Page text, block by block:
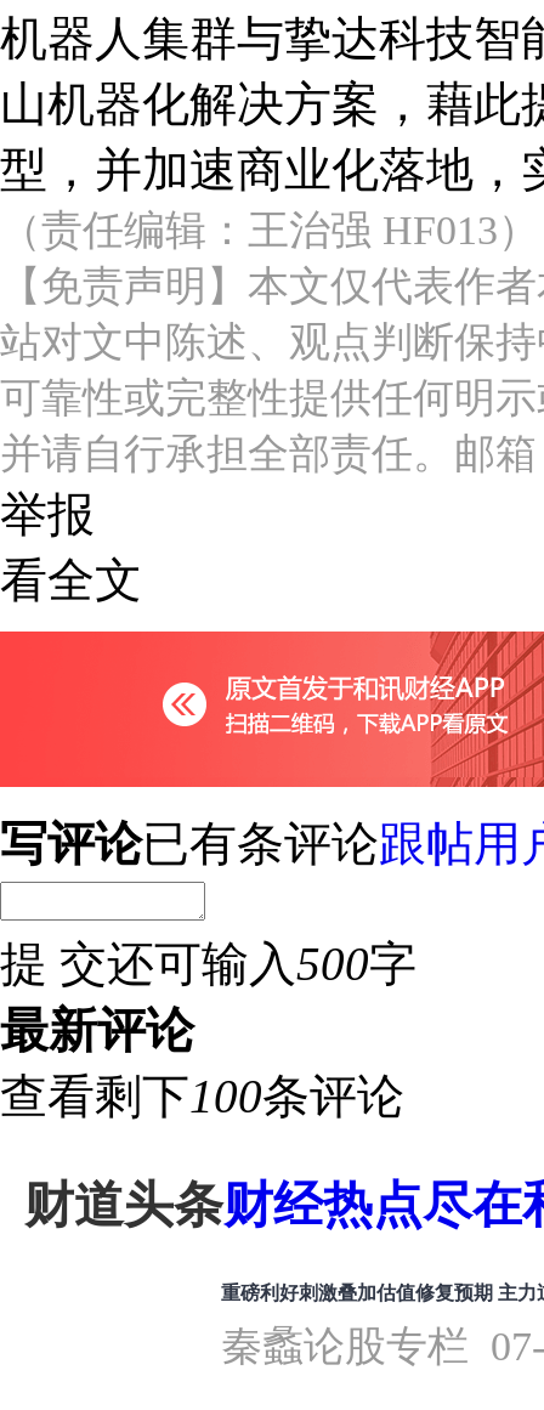
机器人集群与挚达科技智
山机器化解决方案，藉
型，并加速商业化落地，
（责任编辑：王治强 HF013）
【免责声明】本文仅代表作
站对文中陈述、观点判断保
可靠性或完整性提供任何明
并请自行承担全部责任。邮箱
举报
看全文
写评论已有条评论跟帖用
提 交还可输入500字
最新评论
查看剩下100条评论
财道头条财经热点尽在
重磅利好刺激叠加估值修复预期 主
秦蠡论股专栏